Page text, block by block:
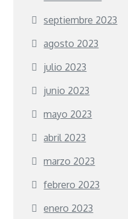
septiembre 2023
agosto 2023
julio 2023
junio 2023
mayo 2023
abril 2023
marzo 2023
febrero 2023
enero 2023